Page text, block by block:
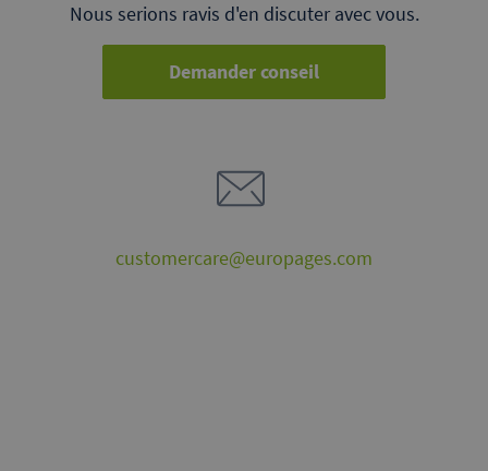
Nous serions ravis d'en discuter avec vous.
Demander conseil
customercare@europages.com